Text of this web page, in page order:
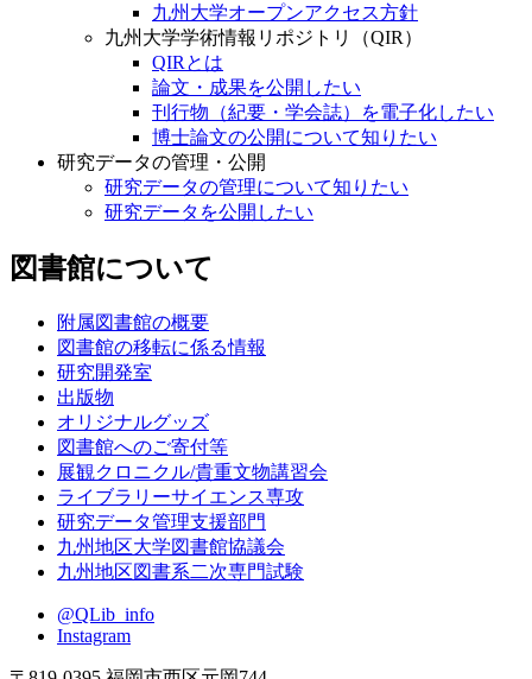
九州大学オープンアクセス方針
九州大学学術情報リポジトリ（QIR）
QIRとは
論文・成果を公開したい
刊行物（紀要・学会誌）を電子化したい
博士論文の公開について知りたい
研究データの管理・公開
研究データの管理について知りたい
研究データを公開したい
図書館について
附属図書館の概要
図書館の移転に係る情報
研究開発室
出版物
オリジナルグッズ
図書館へのご寄付等
展観クロニクル/貴重文物講習会
ライブラリーサイエンス専攻
研究データ管理支援部門
九州地区大学図書館協議会
九州地区図書系二次専門試験
@QLib_info
Instagram